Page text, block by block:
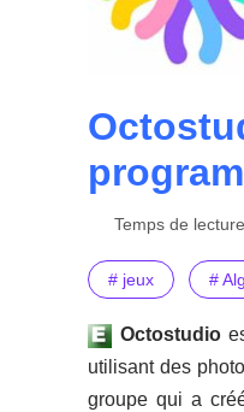
Temps de
# jeux #
Octostudio
utilisant des
groupe qui a